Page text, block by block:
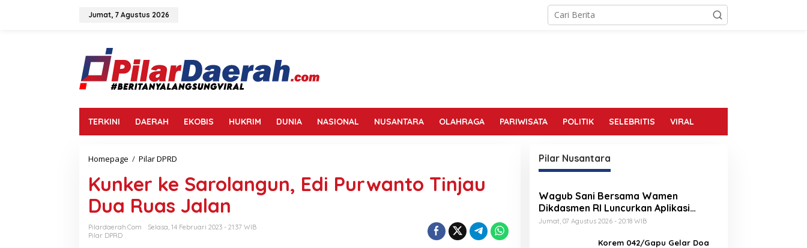
Jumat, 7 Agustus 2026
TERKINI DAERAH EKOBIS HUKRIM DUNIA NASIONAL NUSANTARA OLAHRAGA PARIWISATA POLITIK SELEBRITIS VIRAL
Homepage / Pilar DPRD
n
k
k
Kunker ke Sarolangun, Edi Purwanto Tinjau
Dua Ruas Jalan
Pilardaerah.com
Selasa, 14 Februari 2023 - 21:37 WIB
Pilar DPRD
Pilar Nusantara
Wagub Sani Bersama Wamen
Dikdasmen RI Luncurkan Aplikasi
Bungo Pintar, Dorong Transformasi
Jumat, 07 Agustus 2026 - 20:18 WIB
Korem 042/Gapu Gelar Doa